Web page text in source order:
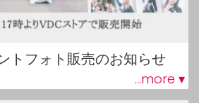
トフォト販売のお知らせ
...more ▾